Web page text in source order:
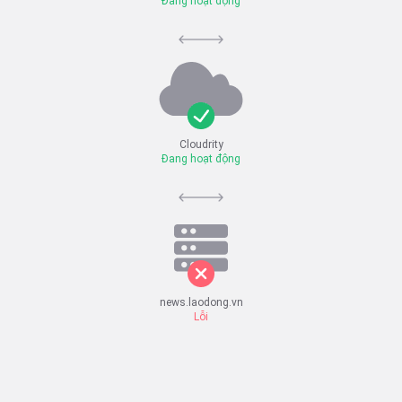
Cloudrity
Đang hoạt động
news.laodong.vn
Lỗi